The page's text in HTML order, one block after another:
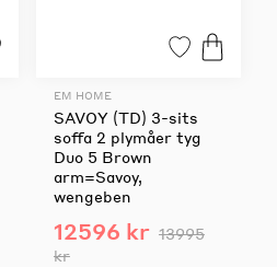
EM HOME
SAVOY (TD) 3-sits
soffa 2 plymåer tyg
Duo 5 Brown
arm=Savoy,
wengeben
12596 kr 13995
kr